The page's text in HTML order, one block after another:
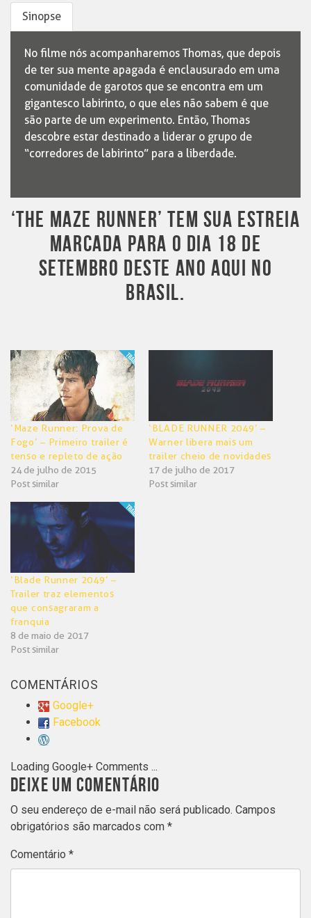
Sinopse
No filme nós acompanharemos Thomas, que depois
de ter sua mente apagada é enclausurado em uma
comunidade de garotos que se encontra em um
gigantesco labirinto, o que eles não sabem é que
são parte de um experimento. Então, Thomas
descobre estar destinado a liderar o grupo de
“corredores de labirinto” para a liberdade.
‘THE MAZE RUNNER’ TEM SUA ESTREIA
MARCADA PARA O DIA 18 DE
SETEMBRO DESTE ANO AQUI NO
BRASIL.
‘Maze Runner: Prova de
Fogo’ – Primeiro trailer é
tenso e repleto de ação
24 de julho de 2015
Post similar
‘BLADE RUNNER 2049’ –
Warner libera mais um
trailer cheio de novidades
17 de julho de 2017
Post similar
‘Blade Runner 2049’ –
Trailer traz elementos
que consagraram a
franquia
8 de maio de 2017
Post similar
COMENTÁRIOS
Google+
Facebook
Loading Google+ Comments ...
DEIXE UM COMENTÁRIO
O seu endereço de e-mail não será publicado. Campos
obrigatórios são marcados com *
Comentário *